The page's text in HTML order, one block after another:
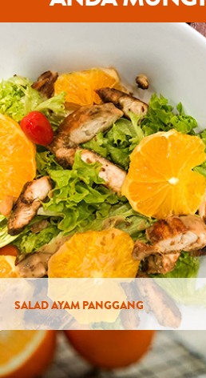
SALAD AYAM PANGGANG